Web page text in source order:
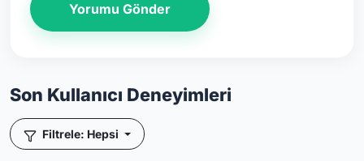
Yorumu Gönder
Son Kullanıcı Deneyimleri
Filtrele: Hepsi